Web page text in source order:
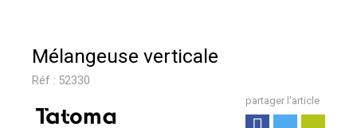
Mélangeuse verticale
Réf : 52330
partager l'article